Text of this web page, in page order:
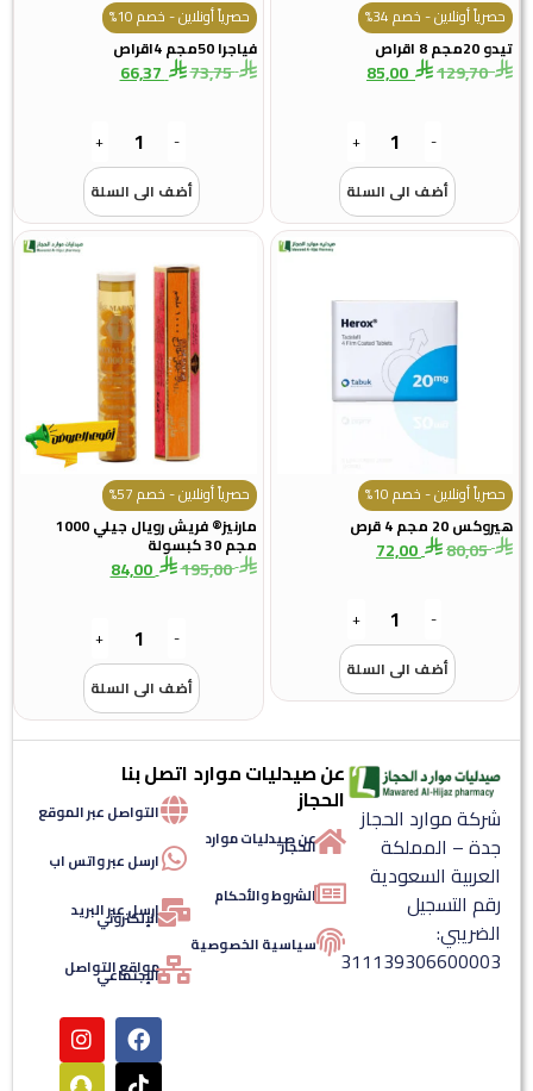
حصرياً أونلاين - خصم 34%
تيدو 20مجم 8 اقراص
129,70
85,00
-
+
أضف الى السلة
حصرياً أونلاين - خصم 10%
فياجرا 50مجم 4اقراص
73,75
66,37
-
+
أضف الى السلة
حصرياً أونلاين - خصم 10%
هيروكس 20 مجم 4 قرص
80,05
72,00
-
+
أضف الى السلة
حصرياً أونلاين - خصم 57%
مارنيز® فريش رويال جيلي 1000
مجم 30 كبسولة
195,00
84,00
-
+
أضف الى السلة
شركة موارد الحجاز
جدة – المملكة
العربية السعودية
رقم التسجيل
الضريبي:
311139306600003
عن صيدليات موارد
الحجاز
عن صيدليات موارد
الحجاز
الشروط والأحكام
سياسية الخصوصية
اتصل بنا
التواصل عبر الموقع
ارسل عبر واتس اب
ارسل عبر البريد
الإلكتروني
مواقع التواصل
الإجتماعي